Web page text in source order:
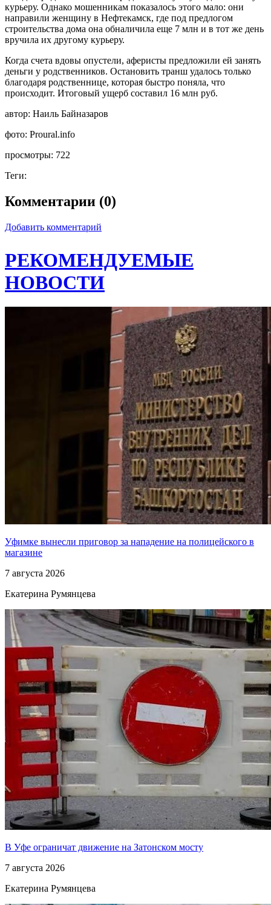
курьеру. Однако мошенникам показалось этого мало: они
направили женщину в Нефтекамск, где под предлогом
строительства дома она обналичила еще 7 млн и в тот же день
вручила их другому курьеру.
Когда счета вдовы опустели, аферисты предложили ей занять
деньги у родственников. Остановить транш удалось только
благодаря родственнице, которая быстро поняла, что
происходит. Итоговый ущерб составил 16 млн руб.
автор: Наиль Байназаров
фото: Proural.info
просмотры: 722
Теги:
Комментарии (0)
Добавить комментарий
РЕКОМЕНДУЕМЫЕ
НОВОСТИ
Уфимке вынесли приговор за нападение на полицейского в
магазине
7 августа 2026
Екатерина Румянцева
В Уфе ограничат движение на Затонском мосту
7 августа 2026
Екатерина Румянцева